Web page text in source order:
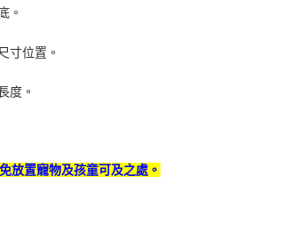
。
寸位置。
度。
放置寵物及孩童可及之處。